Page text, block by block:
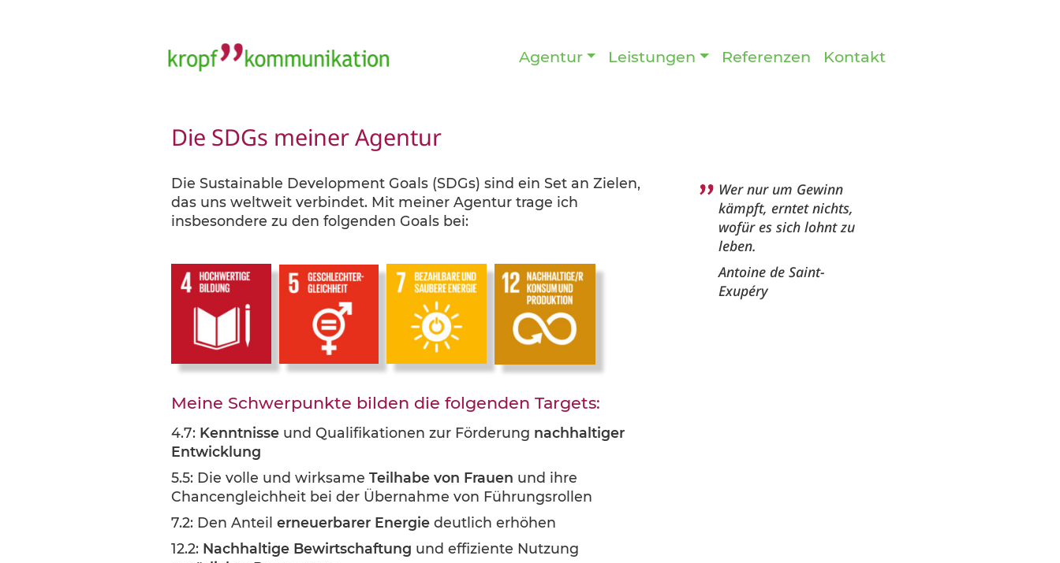
Agentur Leistungen Referenzen Kontakt
Die SDGs meiner Agentur
Die Sustainable Development Goals (SDGs) sind ein Set an Zielen,
das uns weltweit verbindet. Mit meiner Agentur trage ich
insbesondere zu den folgenden Goals bei:
Meine Schwerpunkte bilden die folgenden Targets:
4.7: Kenntnisse und Qualifikationen zur Förderung nachhaltiger
Entwicklung
5.5: Die volle und wirksame Teilhabe von Frauen und ihre
Chancengleichheit bei der Übernahme von Führungsrollen
7.2: Den Anteil erneuerbarer Energie deutlich erhöhen
12.2: Nachhaltige Bewirtschaftung und effiziente Nutzung
Wer nur um Gewinn
kämpft, erntet nichts,
wofür es sich lohnt zu
leben.
Antoine de Saint-
Exupéry